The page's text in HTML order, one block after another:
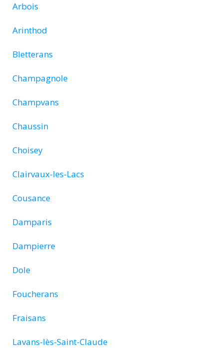
Arbois
Arinthod
Bletterans
Champagnole
Champvans
Chaussin
Choisey
Clairvaux-les-Lacs
Cousance
Damparis
Dampierre
Dole
Foucherans
Fraisans
Lavans-lès-Saint-Claude